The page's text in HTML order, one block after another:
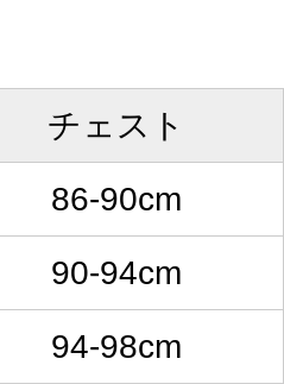
チェスト
86-90cm
90-94cm
94-98cm